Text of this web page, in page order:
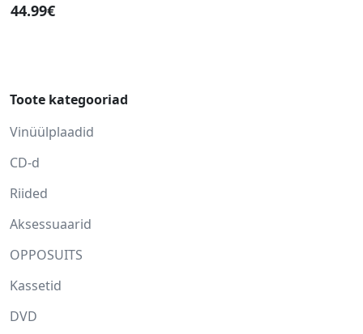
44.99€
Toote kategooriad
Vinüülplaadid
CD-d
Riided
Aksessuaarid
OPPOSUITS
Kassetid
DVD